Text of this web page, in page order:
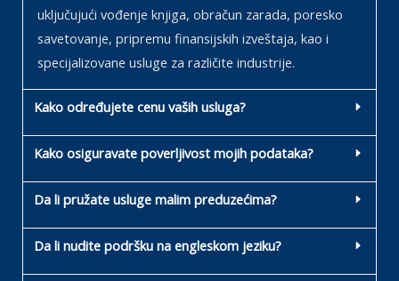
uključujući vođenje knjiga, obračun zarada, poresko
savetovanje, pripremu finansijskih izveštaja, kao i
specijalizovane usluge za različite industrije.
Kako određujete cenu vaših usluga?
Kako osiguravate poverljivost mojih podataka?
Da li pružate usluge malim preduzećima?
Da li nudite podršku na engleskom jeziku?